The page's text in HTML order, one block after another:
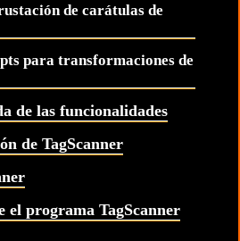
de carátulas de
para transformaciones de
de las funcionalidades
de TagScanner
el programa TagScanner